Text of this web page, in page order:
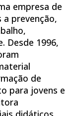
empresa de
prevenção,
Desde 1996,
de
para jovens e